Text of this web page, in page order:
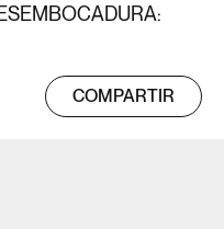
COMPARTIR